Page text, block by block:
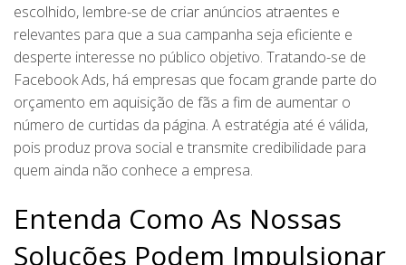
escolhido, lembre-se de criar anúncios atraentes e
relevantes para que a sua campanha seja eficiente e
desperte interesse no público objetivo. Tratando-se de
Facebook Ads, há empresas que focam grande parte do
orçamento em aquisição de fãs a fim de aumentar o
número de curtidas da página. A estratégia até é válida,
pois produz prova social e transmite credibilidade para
quem ainda não conhece a empresa.
Entenda Como As Nossas
Soluções Podem Impulsionar